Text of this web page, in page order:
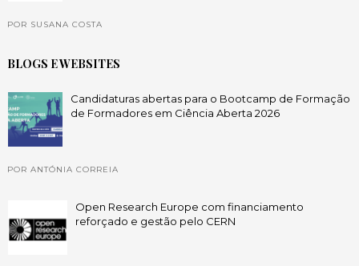
POR SUSANA COSTA
BLOGS E WEBSITES
Candidaturas abertas para o Bootcamp de Formação
de Formadores em Ciência Aberta 2026
POR ANTÓNIA CORREIA
Open Research Europe com financiamento
reforçado e gestão pelo CERN